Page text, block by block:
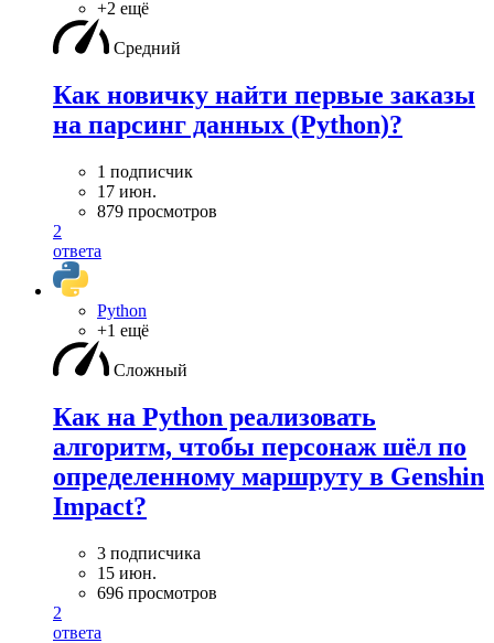
+2 ещё
Средний
Как новичку найти первые заказы
на парсинг данных (Python)?
1 подписчик
17 июн.
879 просмотров
2
ответа
Python
+1 ещё
Сложный
Как на Python реализовать
алгоритм, чтобы персонаж шёл по
определенному маршруту в Genshin
Impact?
3 подписчика
15 июн.
696 просмотров
2
ответа